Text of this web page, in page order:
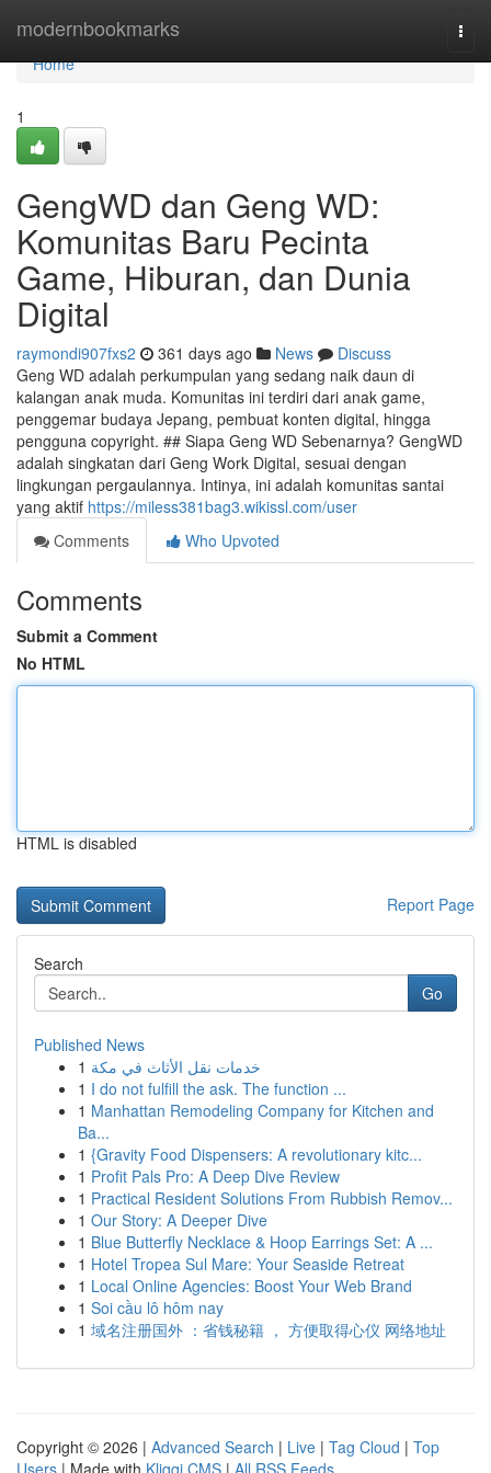
modernbookmarks
Home
Home
1
GengWD dan Geng WD:
Komunitas Baru Pecinta
Game, Hiburan, dan Dunia
Digital
raymondi907fxs2 361 days ago News
Discuss
Geng WD adalah perkumpulan yang sedang naik daun di
kalangan anak muda. Komunitas ini terdiri dari anak game,
penggemar budaya Jepang, pembuat konten digital, hingga
pengguna copyright. ## Siapa Geng WD Sebenarnya? GengWD
adalah singkatan dari Geng Work Digital, sesuai dengan
lingkungan pergaulannya. Intinya, ini adalah komunitas santai
yang aktif https://miless381bag3.wikissl.com/user
Comments
Who Upvoted
Comments
Submit a Comment
No HTML
HTML is disabled
Report Page
Search
Go
Published News
1 خدمات نقل الأثاث في مكة
1 I do not fulfill the ask. The function ...
1 Manhattan Remodeling Company for Kitchen and
Ba...
1 {Gravity Food Dispensers: A revolutionary kitc...
1 Profit Pals Pro: A Deep Dive Review
1 Practical Resident Solutions From Rubbish Remov...
1 Our Story: A Deeper Dive
1 Blue Butterfly Necklace & Hoop Earrings Set: A ...
1 Hotel Tropea Sul Mare: Your Seaside Retreat
1 Local Online Agencies: Boost Your Web Brand
1 Soi cầu lô hôm nay
1 域名注册国外 ：省钱秘籍 ， 方便取得心仪 网络地址
Copyright © 2026 | Advanced Search | Live | Tag Cloud | Top
Users | Made with Kliqqi CMS | All RSS Feeds